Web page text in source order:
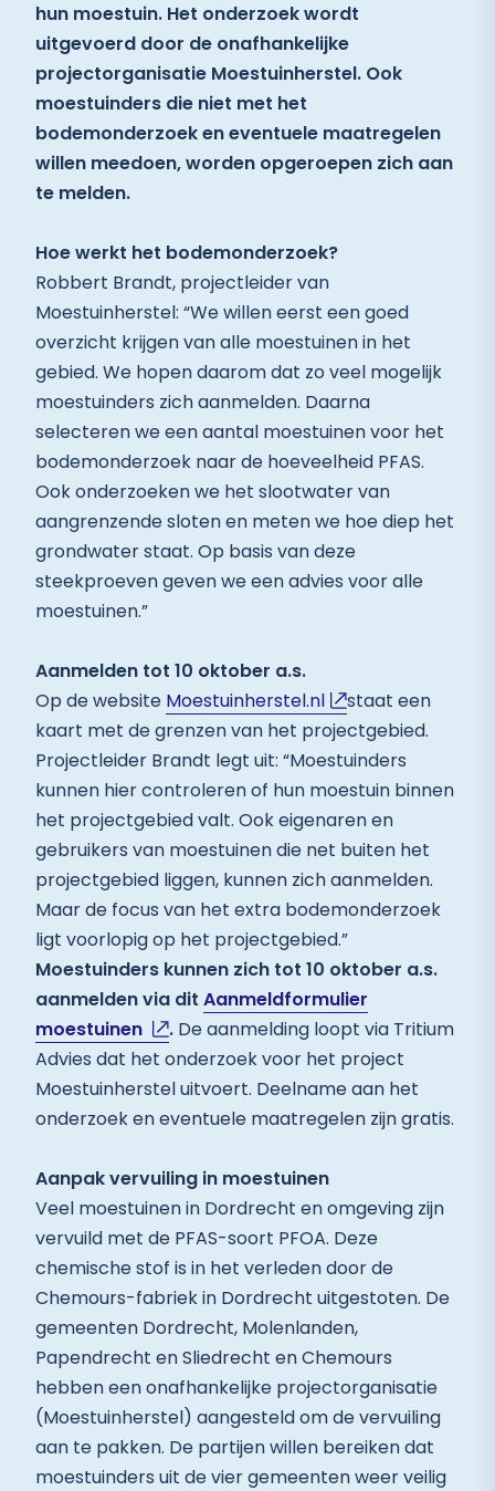
hun moestuin. Het onderzoek wordt
uitgevoerd door de onafhankelijke
projectorganisatie Moestuinherstel. Ook
moestuinders die niet met het
bodemonderzoek en eventuele maatregelen
willen meedoen, worden opgeroepen zich aan
te melden.
Hoe werkt het bodemonderzoek?
Robbert Brandt, projectleider van
Moestuinherstel: “We willen eerst een goed
overzicht krijgen van alle moestuinen in het
gebied. We hopen daarom dat zo veel mogelijk
moestuinders zich aanmelden. Daarna
selecteren we een aantal moestuinen voor het
bodemonderzoek naar de hoeveelheid PFAS.
Ook onderzoeken we het slootwater van
aangrenzende sloten en meten we hoe diep het
grondwater staat. Op basis van deze
steekproeven geven we een advies voor alle
moestuinen.”
Aanmelden tot 10 oktober a.s.
Op de website Moestuinherstel.nl
staat een
kaart met de grenzen van het projectgebied.
Projectleider Brandt legt uit: “Moestuinders
kunnen hier controleren of hun moestuin binnen
het projectgebied valt. Ook eigenaren en
gebruikers van moestuinen die net buiten het
projectgebied liggen, kunnen zich aanmelden.
Maar de focus van het extra bodemonderzoek
ligt voorlopig op het projectgebied.”
Moestuinders kunnen zich tot 10 oktober a.s.
aanmelden via dit Aanmeldformulier
moestuinen
. De aanmelding loopt via Tritium
Advies dat het onderzoek voor het project
Moestuinherstel uitvoert. Deelname aan het
onderzoek en eventuele maatregelen zijn gratis.
Aanpak vervuiling in moestuinen
Veel moestuinen in Dordrecht en omgeving zijn
vervuild met de PFAS-soort PFOA. Deze
chemische stof is in het verleden door de
Chemours-fabriek in Dordrecht uitgestoten. De
gemeenten Dordrecht, Molenlanden,
Papendrecht en Sliedrecht en Chemours
hebben een onafhankelijke projectorganisatie
(Moestuinherstel) aangesteld om de vervuiling
aan te pakken. De partijen willen bereiken dat
moestuinders uit de vier gemeenten weer veilig